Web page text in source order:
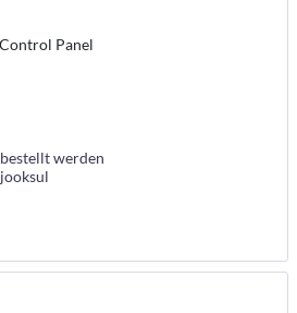
Panel
werden